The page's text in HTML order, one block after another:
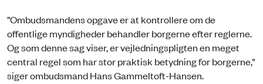
”Ombudsmandens opgave er at kontrollere om de
offentlige myndigheder behandler borgerne efter reglerne.
Og som denne sag viser, er vejledningspligten en meget
central regel som har stor praktisk betydning for borgerne,”
siger ombudsmand Hans Gammeltoft-Hansen.